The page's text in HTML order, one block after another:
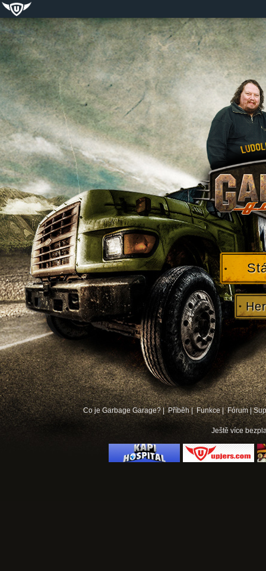
Co je Garbage Garage? | Příběh | Funkce | Fórum|
Ještě více